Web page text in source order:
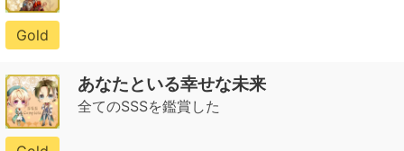
Gold
あなたといる幸せな未来
全てのSSSを鑑賞した